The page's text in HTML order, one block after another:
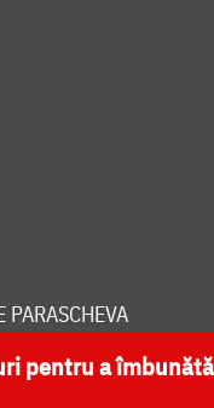
pentru a